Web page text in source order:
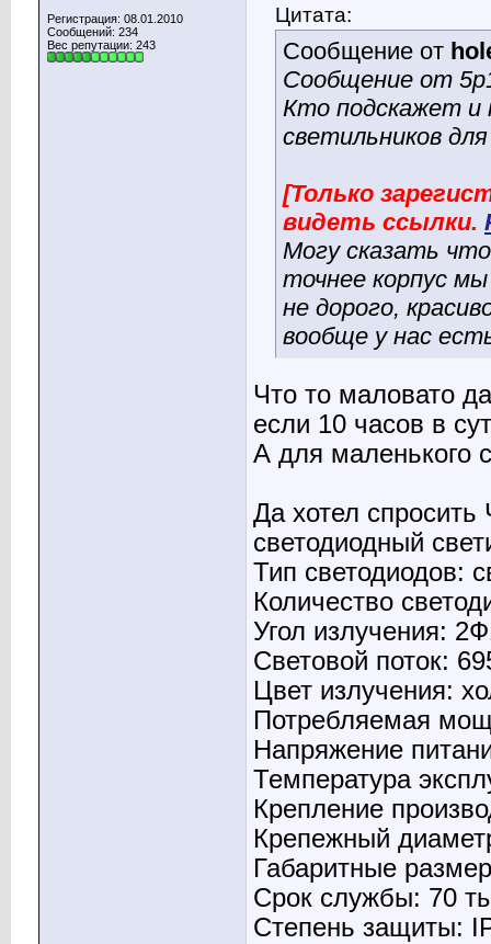
Регистрация: 08.01.2010
Сообщений: 234
Вес репутации: 243
Цитата:
Сообщение от
Сообщение от
Кто подскажет и
светильников
[Только
видеть ссылки.
Могу сказать
точнее корпус
не дорого,
вообще у нас
Что то маловато
если 10 часов в
А для маленького
Да хотел
светодиодный
Тип светодиодов:
Количество
Угол излучения:
Световой поток:
Цвет излучения:
Потребляемая
Напряжение
Температура
Крепление
Крепежный
Габаритные
Срок службы: 70
Степень защиты: